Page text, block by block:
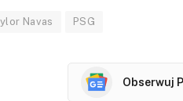
Navas PSG
Obserwuj